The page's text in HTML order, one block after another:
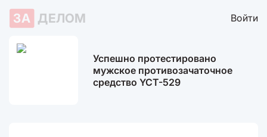
ЗА ДЕЛОМ Войти
Успешно протестировано
мужское противозачаточное
средство YCT-529